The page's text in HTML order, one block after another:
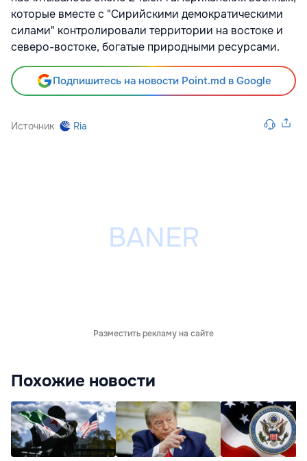
которые вместе с "Сирийскими демократическими
силами" контролировали территории на востоке и
северо-востоке, богатые природными ресурсами.
Подпишитесь на новости Point.md в Google
Источник Ria
Разместить рекламу на сайте
Похожие новости